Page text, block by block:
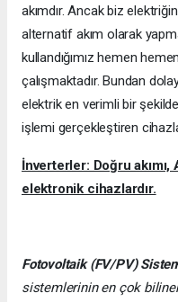
akımdır. Ancak biz
alternatif akım olarak
kullandığımız hemen
çalışmaktadır. Bundan
elektrik en verimli bir
işlemi gerçekleştiren
İnverterler: Doğru
elektronik cihazlardır.
Fotovoltaik (FV/PV)
sistemlerinin en çok